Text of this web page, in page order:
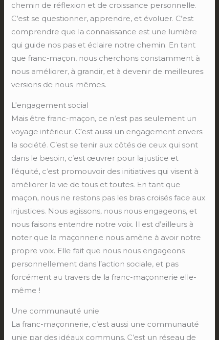
chemin de réflexion et de croissance personnelle.
C’est se questionner, apprendre, et évoluer. C’est
comprendre que la connaissance est une lumière
qui guide nos pas et éclaire notre chemin. En tant
que franc-maçon, nous cherchons constamment à
nous améliorer, à grandir, et à devenir de meilleures
versions de nous-mêmes.
L’engagement social
Mais être franc-maçon, ce n’est pas seulement un
voyage intérieur. C’est aussi un engagement envers
la société. C’est se tenir aux côtés de ceux qui sont
dans le besoin, c’est œuvrer pour la justice et
l’équité, c’est promouvoir des initiatives qui visent à
améliorer la vie de tous et toutes. En tant que
maçon, nous ne restons pas les bras croisés face aux
injustices. Nous agissons, nous nous engageons, et
nous faisons entendre notre voix. Il est d’ailleurs à
noter que la maçonnerie nous amène à avoir notre
propre voix. Elle fait que nous nous engageons
personnellement dans l’action sociale, et pas
forcément au travers de la franc-maçonnerie elle-
même !
Une communauté unie
La franc-maçonnerie, c’est aussi une communauté
unie par des idéaux communs. C’est un réseau de